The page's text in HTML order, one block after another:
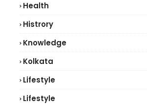
Health
Histrory
Knowledge
Kolkata
Lifestyle
Lifestyle